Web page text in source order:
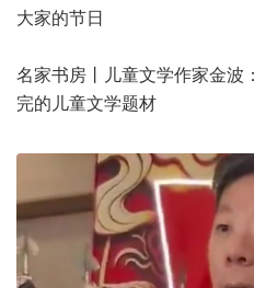
大家的节日
名家书房丨儿童文学作家金波
完的儿童文学题材